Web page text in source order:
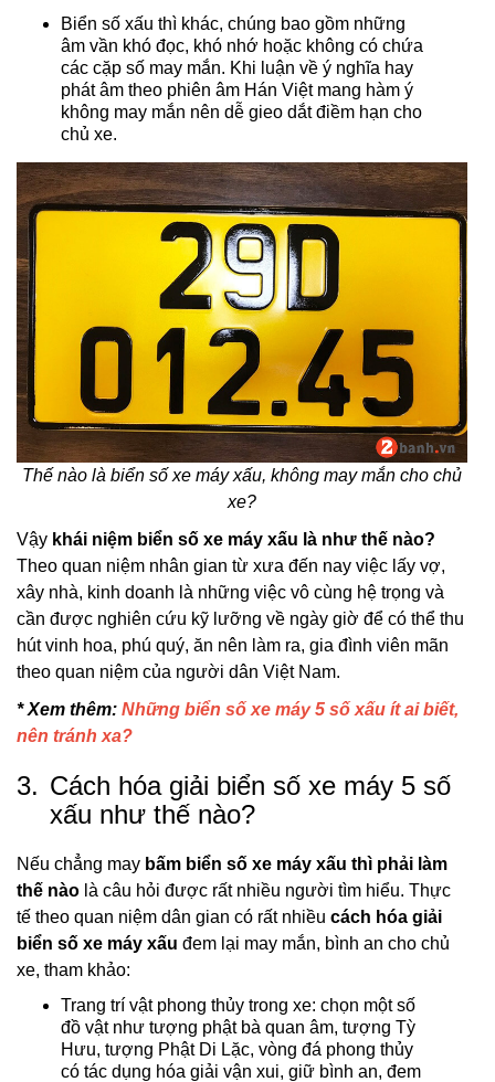
Biển số xấu thì khác, chúng bao gồm những
âm vần khó đọc, khó nhớ hoặc không có chứa
các cặp số may mắn. Khi luận về ý nghĩa hay
phát âm theo phiên âm Hán Việt mang hàm ý
không may mắn nên dễ gieo dắt điềm hạn cho
chủ xe.
Thế nào là biển số xe máy xấu, không may mắn cho chủ
xe?
Vậy khái niệm biển số xe máy xấu là như thế nào?
Theo quan niệm nhân gian từ xưa đến nay việc lấy vợ,
xây nhà, kinh doanh là những việc vô cùng hệ trọng và
cần được nghiên cứu kỹ lưỡng về ngày giờ để có thể thu
hút vinh hoa, phú quý, ăn nên làm ra, gia đình viên mãn
theo quan niệm của người dân Việt Nam.
* Xem thêm: Những biển số xe máy 5 số xấu ít ai biết,
nên tránh xa?
3. Cách hóa giải biển số xe máy 5 số
xấu như thế nào?
Nếu chẳng may bấm biển số xe máy xấu thì phải làm
thế nào là câu hỏi được rất nhiều người tìm hiểu. Thực
tế theo quan niệm dân gian có rất nhiều cách hóa giải
biển số xe máy xấu đem lại may mắn, bình an cho chủ
xe, tham khảo:
Trang trí vật phong thủy trong xe: chọn một số
đồ vật như tượng phật bà quan âm, tượng Tỳ
Hưu, tượng Phật Di Lặc, vòng đá phong thủy
có tác dụng hóa giải vận xui, giữ bình an, đem